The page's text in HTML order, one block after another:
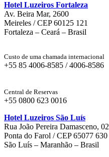
Hotel Luzeiros Fortaleza
Av. Beira Mar, 2600
Meireles / CEP 60125 121
Fortaleza – Ceará – Brasil
Custo de uma chamada internacional
+55 85 4006-8585 / 4006-8586
Central de Reservas
+55 0800 623 0016
Hotel Luzeiros São Luís
Rua João Pereira Damasceno, 02
Ponta do Farol / CEP 65077 630
São Luís – Maranhão – Brasil